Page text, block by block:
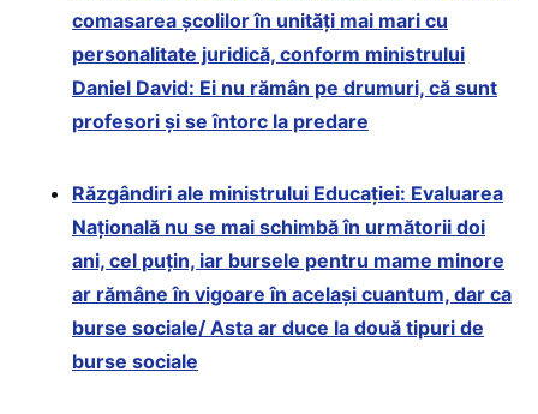
comasarea școlilor în unități mai mari cu
personalitate juridică, conform ministrului
Daniel David: Ei nu rămân pe drumuri, că sunt
profesori și se întorc la predare
Răzgândiri ale ministrului Educației: Evaluarea
Națională nu se mai schimbă în următorii doi
ani, cel puțin, iar bursele pentru mame minore
ar rămâne în vigoare în același cuantum, dar ca
burse sociale/ Asta ar duce la două tipuri de
burse sociale